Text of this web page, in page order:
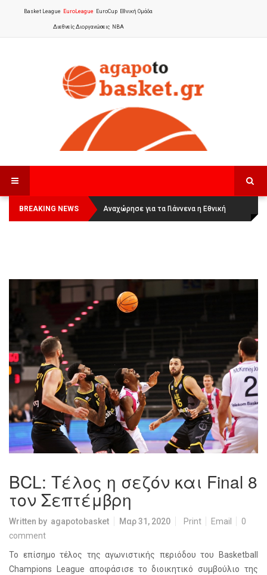
Basket League EuroLeague EuroCup Εθνική Ομάδα
Διεθνείς Διοργανώσεις NBA
BREAKING NEWS
Οι Πάνθηρες Καβάλας στην Women
Basketball League 1
Αναχώρησε για τα Γιάννενα η Εθνική
Γυναικών:
BCL: Τέλος η σεζόν και Final 8
τον Σεπτέμβρη
Written by agapotobasket Μαρ 31, 2020 Print Email
0
comment
Το επίσημο τέλος της αγωνιστικής περιόδου του Basketball
Champions League αποφάσισε το διοικητικό συμβούλιο της